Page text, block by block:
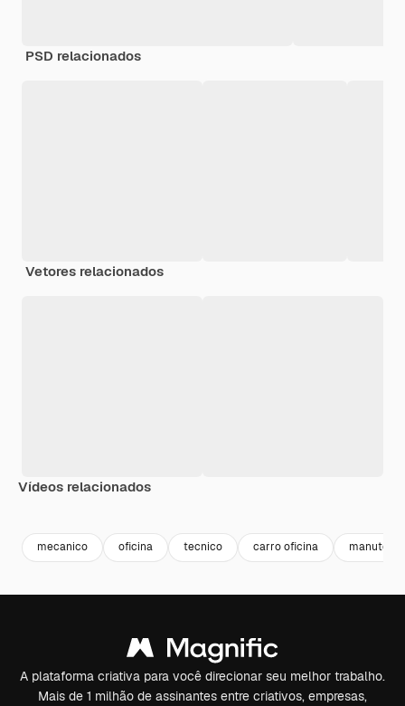
PSD relacionados
Vetores relacionados
Vídeos relacionados
mecanico oficina tecnico carro oficina
A plataforma criativa para você direcionar seu melhor trabalho.
Mais de 1 milhão de assinantes entre criativos, empresas,